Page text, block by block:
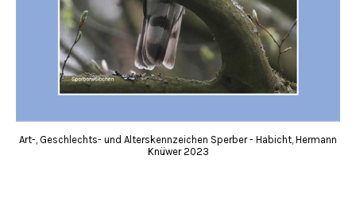
Art-, Geschlechts- und Alterskennzeichen Sperber - Habicht, Hermann
Knüwer 2023